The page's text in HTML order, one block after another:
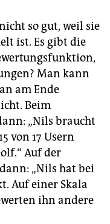
so gut, weil sie
ist. Es gibt die
Man kann
am Ende
Beim
„Nils braucht
von 17 Usern
Auf der
„Nils hat bei
Auf einer Skala
ihn andere